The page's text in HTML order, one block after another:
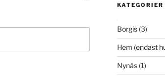
KATEGORIER
Borgis(3)
Hem (endast
Nynäs(1)